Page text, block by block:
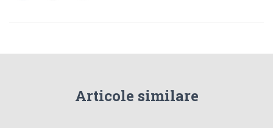
Articole similare